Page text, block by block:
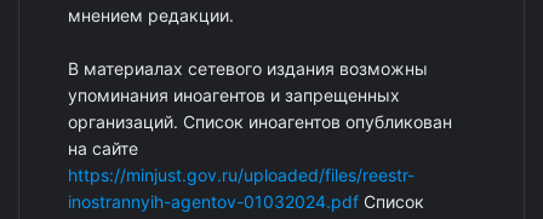
мнением редакции.
В материалах сетевого издания возможны
упоминания иноагентов и запрещенных
организаций. Список иноагентов опубликован
на сайте
https://minjust.gov.ru/uploaded/files/reestr-
inostrannyih-agentov-01032024.pdf Список